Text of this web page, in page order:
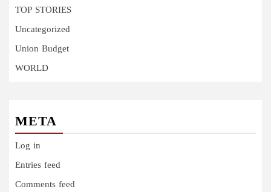
TOP STORIES
Uncategorized
Union Budget
WORLD
META
Log in
Entries feed
Comments feed